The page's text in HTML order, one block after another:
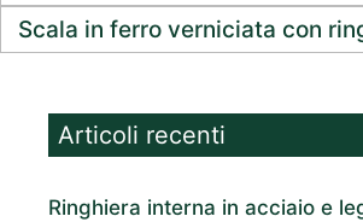
Scala in ferro verniciata con
Articoli recenti
Ringhiera interna in acciaio e